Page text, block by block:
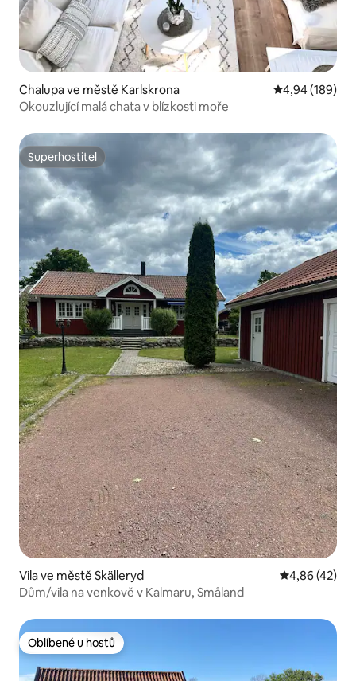
Chalupa ve městě Karlskrona Průměrné
4,94 (189)
Okouzlující malá chata v blízkosti moře
Superhostitel
Superhostitel
Vila ve městě Skälleryd Průměrné
4,86 (42)
Dům/vila na venkově v Kalmaru, Småland
Oblíbené u hostů
Oblíbené u hostů